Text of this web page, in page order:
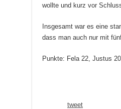
wollte und kurz vor
Insgesamt war es eine
dass man auch nur mit
Punkte: Fela 22, Justus
tweet